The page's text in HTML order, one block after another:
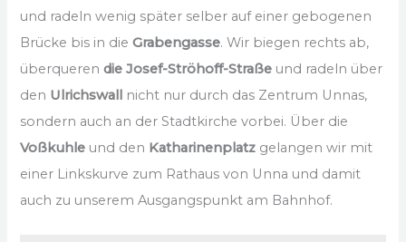
und radeln wenig später selber auf einer gebogenen
Brücke bis in dieGrabengasse. Wir biegen rechts ab,
überquerendie Josef-Ströhoff-Straße und radeln über
den Ulrichswall nicht nur durch das Zentrum Unnas,
sondern auch an der Stadtkirche vorbei. Über die
Voßkuhle und den Katharinenplatz gelangen wir mit
einer Linkskurve zum Rathaus von Unna und damit
auch zu unserem Ausgangspunkt am Bahnhof.